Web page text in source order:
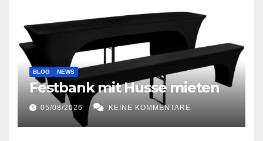
BLOG NEWS
Festbank mit Husse mieten
05/08/2026 KEINE KOMMENTARE